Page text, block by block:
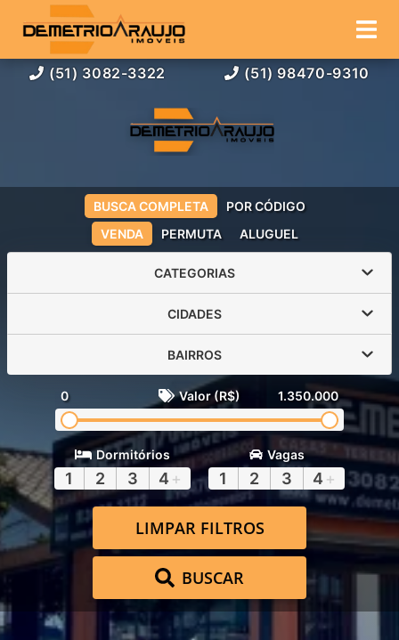
(51) 3082-3322 (51) 98470-9310
VENDA PERMUTA ALUGUEL
BUSCA COMPLETA POR CÓDIGO
CATEGORIAS
CIDADES
BAIRROS
0 Valor (R$) 1.350.000
Dormitórios
1 2 3 4 +
Vagas
1 2 3 4 +
LIMPAR FILTROS
BUSCAR